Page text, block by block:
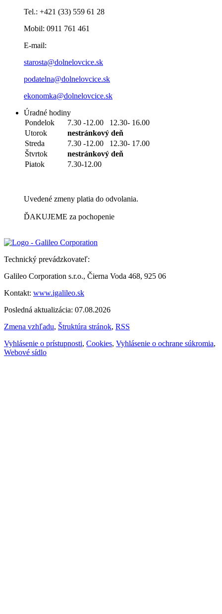
Tel.: +421 (33) 559 61 28
Mobil: 0911 761 461
E-mail:
starosta@dolnelovcice.sk
podatelna@dolnelovcice.sk
ekonomka@dolnelovcice.sk
Úradné hodiny
Pondelok
7.30 -12.00 12.30- 16.00
Utorok
nestránkový deň
Streda
7.30 -12.00 12.30- 17.00
Štvrtok
nestránkový deň
Piatok
7.30-12.00
Uvedené zmeny platia do odvolania.
ĎAKUJEME za pochopenie
Technický prevádzkovateľ:
Galileo Corporation s.r.o., Čierna Voda 468, 925 06
Kontakt: www.igalileo.sk
Posledná aktualizácia: 07.08.2026
Zmena vzhľadu, Štruktúra stránok, RSS
Vyhlásenie o prístupnosti, Cookies, Vyhlásenie o ochrane súkromia,
Webové sídlo